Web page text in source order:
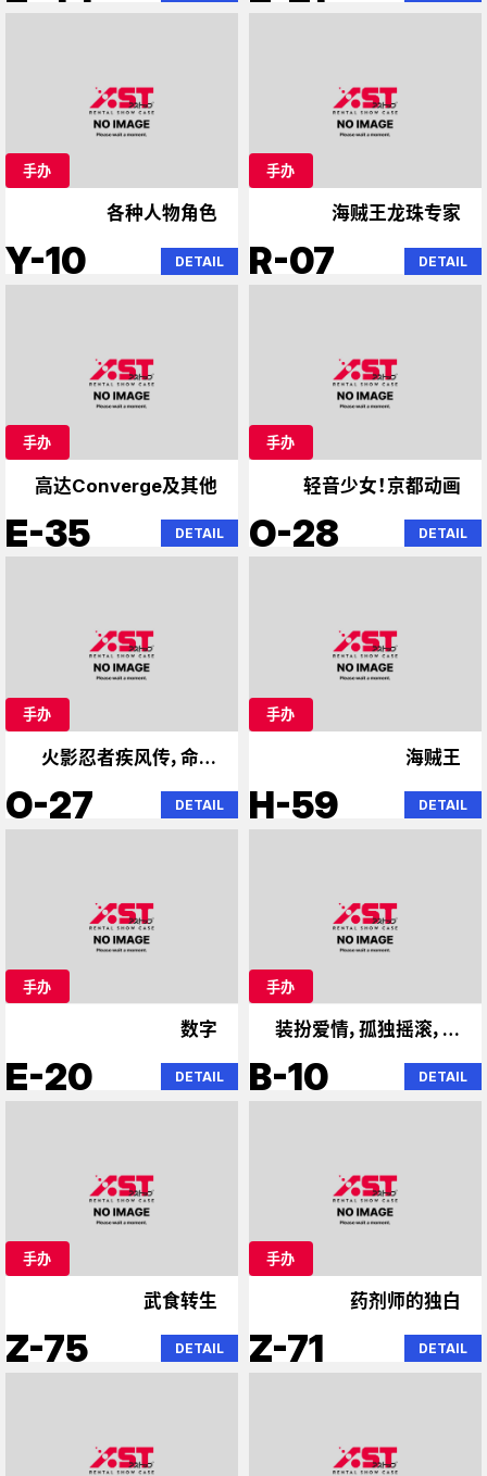
手办
各种人物角色
Y-10 DETAIL
手办
海贼王龙珠专家
R-07 DETAIL
手办
高达Converge及其他
E-35 DETAIL
手办
轻音少女！京都动画
O-28 DETAIL
手办
火影忍者疾风传，命运
石之门
O-27 DETAIL
手办
海贼王
H-59 DETAIL
手办
数字
E-20 DETAIL
手办
装扮爱情，孤独摇滚，初
音未来
B-10 DETAIL
手办
武食转生
Z-75 DETAIL
手办
药剂师的独白
Z-71 DETAIL